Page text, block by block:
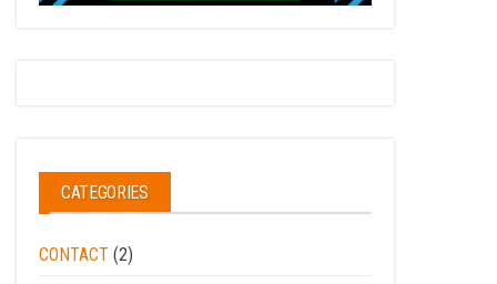
CATEGORIES
CONTACT (2)